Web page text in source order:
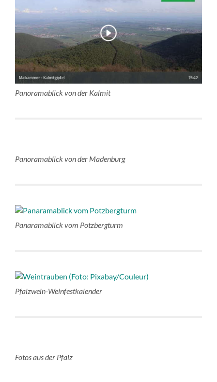
Panoramablick von der Kalmit
Panoramablick von der Madenburg
Panaramablick vom Potzbergturm
Pfalzwein-Weinfestkalender
Fotos aus der Pfalz